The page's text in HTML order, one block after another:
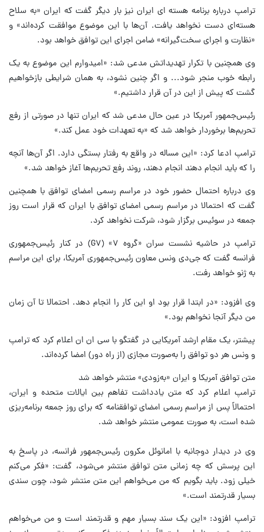
ترامپ درباره برنامه هسته ای ایران نیز بار دیگر گفت که ایران «به سلاح
هسته‌ای دست نخواهد یافت. آن‌ها با این موضوع موافقت کرده‌اند» و
«نظارت و اجرای سخت‌گیرانه» ضامن اجرای این توافق خواهد بود.
وی همچنین با تکرار تهدیداتش مدعی شد: «امیدوارم این موضوع به یک
رابطه خوب منجر شود... و اگر چنین نشود، به همان شرایطی بازخواهیم
گشت که پیش از این در آن قرار داشتیم.»
رئیس‌جمهور آمریکا در عین حال مدعی شد که ایران تنها در صورتی از رفع
تحریم‌ها برخوردار خواهد شد که «به تعهدات خود عمل کند.»
ترامپ ادعا کرد: «این مساله در واقع به رفتار بستگی دارد. اگر آن‌ها آنچه
را که باید انجام دهند انجام دهند، روند رفع تحریم‌ها آغاز خواهد شد.»
وی درباره احتمال حضور خود در مراسم رسمی امضای توافق با همچنین
گفت که احتمالا در مراسم رسمی امضای توافق با ایران که قرار است روز
جمعه در سوئیس برگزار شود، شرکت نخواهد کرد.
ترامپ در حاشیه نشست سران «گروه ۷» (G۷) در کنار رئیس‌جمهوری
فرانسه گفت که جی‌دی ونس معاون رئیس‌جمهوری آمریکا، برای این مراسم
به ژنو خواهد رفت.
وی افزود: «در ابتدا قرار بود او این کار را انجام دهد. احتمالا تا آن زمان
من دیگر آنجا نخواهم بود.»
پیشتر، یک مقام ارشد آمریکایی در گفتگو با سی ان ان اعلام کرد که ترامپ
و ونس هر دو توافق را به‌صورت مجازی (از راه دور) امضا کرده‌اند.
متن توافق آمریکا و ایران «به‌زودی» منتشر خواهد شد
ترامپ اعلام کرد که متن یادداشت تفاهم بین ایالات متحده و ایران،
احتمالاً پس از مراسم رسمی امضای توافقنامه که برای روز جمعه برنامه‌ریزی
شده است، به صورت عمومی منتشر خواهد شد.
وی در دیدار دوجانبه با امانوئل مکرون رئیس‌جمهور فرانسه، در پاسخ به
این پرسش که چه زمانی متن توافق منتشر می‌شود، گفت: «فکر می‌کنم
خیلی زود. باید بگویم که من می‌خواهم این متن منتشر شود، چون سندی
بسیار قدرتمند است.»
ترامپ افزود: «این یک سند بسیار مهم و قدرتمند است و من می‌خواهم